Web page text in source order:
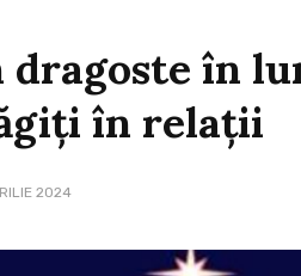
în
în relații
2024